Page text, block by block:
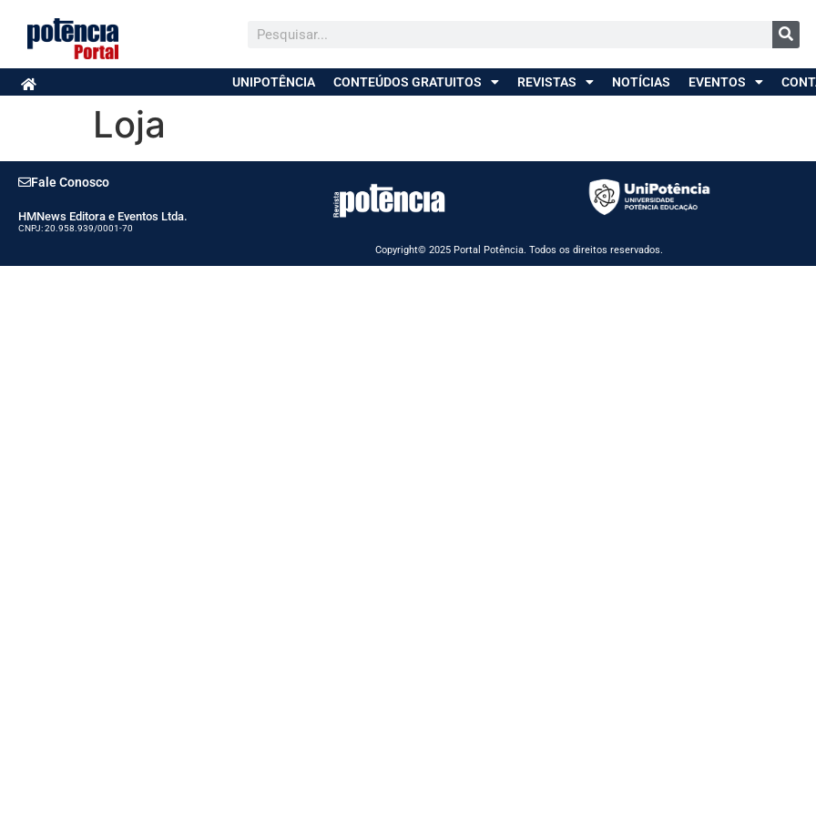
UNIPOTÊNCIA CONTEÚDOS GRATUITOS REVISTAS NOTÍCIAS EVENTOS
Loja
Fale Conosco
HMNews Editora e Eventos Ltda.
CNPJ: 20.958.939/0001-70
Copyright© 2025 Portal Potência. Todos os direitos reservados.